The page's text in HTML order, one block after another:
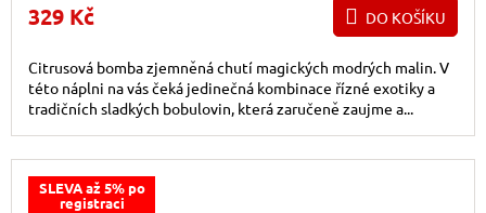
329 Kč DO KOŠÍKU
Citrusová bomba zjemněná chutí magických modrých malin. V
této náplni na vás čeká jedinečná kombinace řízné exotiky a
tradičních sladkých bobulovin, která zaručeně zaujme a...
SLEVA až 5% po
registraci